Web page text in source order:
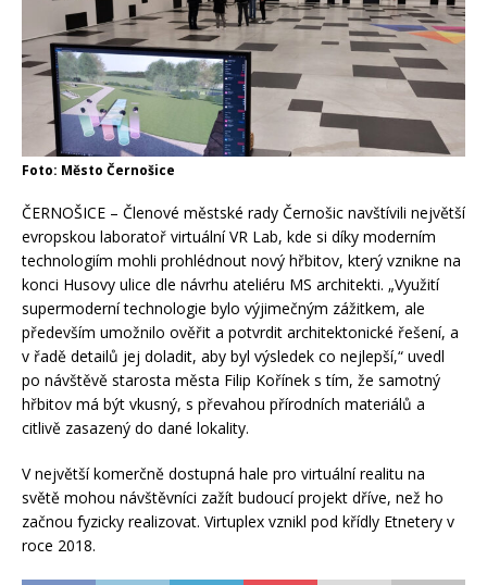
Foto: Město Černošice
ČERNOŠICE – Členové městské rady Černošic navštívili největší
evropskou laboratoř virtuální VR Lab, kde si díky moderním
technologiím mohli prohlédnout nový hřbitov, který vznikne na
konci Husovy ulice dle návrhu ateliéru MS architekti. „Využití
supermoderní technologie bylo výjimečným zážitkem, ale
především umožnilo ověřit a potvrdit architektonické řešení, a
v řadě detailů jej doladit, aby byl výsledek co nejlepší,“ uvedl
po návštěvě starosta města Filip Kořínek s tím, že samotný
hřbitov má být vkusný, s převahou přírodních materiálů a
citlivě zasazený do dané lokality.
V největší komerčně dostupná hale pro virtuální realitu na
světě mohou návštěvníci zažít budoucí projekt dříve, než ho
začnou fyzicky realizovat. Virtuplex vznikl pod křídly Etnetery v
roce 2018.